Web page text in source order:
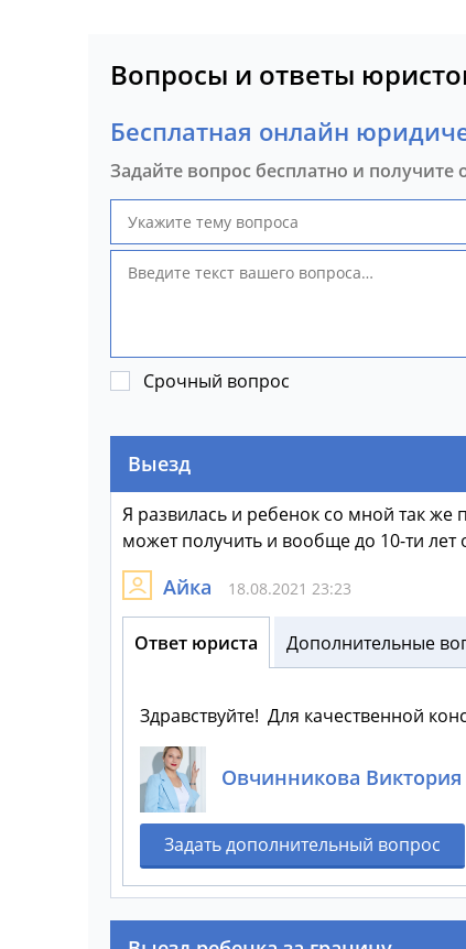
Вопросы и ответы
Бесплатная онлайн
Задайте вопрос бесплатно и получите
Срочный вопрос
Выезд
Я развилась и ребенок со мной так же
может получить и вообще до 10-ти
Айка 18.08.2021 23:23
Ответ юриста Дополнительные
Здравствуйте! Для качественной
Овчинникова Виктория
Задать дополнительный вопрос